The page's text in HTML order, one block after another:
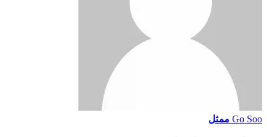
Go Soo ممثل